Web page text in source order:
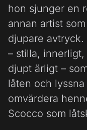
hon sjunger en
annan artist
djupare
– stilla,
djupt ärligt –
låten och
omvärdera
Scocco som